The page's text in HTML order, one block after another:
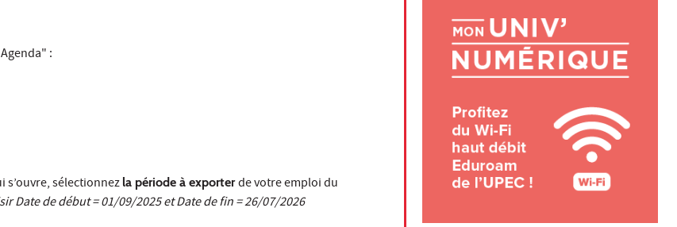
:
s’ouvre, sélectionnez la période à exporterde votre emploi du
Date de début = 01/09/2025 et Date de fin = 26/07/2026